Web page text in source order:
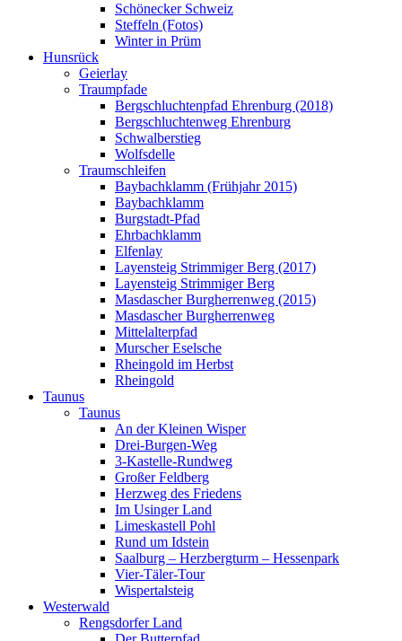
Schönecker Schweiz
Steffeln (Fotos)
Winter in Prüm
Hunsrück
Geierlay
Traumpfade
Bergschluchtenpfad Ehrenburg (2018)
Bergschluchtenweg Ehrenburg
Schwalberstieg
Wolfsdelle
Traumschleifen
Baybachklamm (Frühjahr 2015)
Baybachklamm
Burgstadt-Pfad
Ehrbachklamm
Elfenlay
Layensteig Strimmiger Berg (2017)
Layensteig Strimmiger Berg
Masdascher Burgherrenweg (2015)
Masdascher Burgherrenweg
Mittelalterpfad
Murscher Eselsche
Rheingold im Herbst
Rheingold
Taunus
Taunus
An der Kleinen Wisper
Drei-Burgen-Weg
3-Kastelle-Rundweg
Großer Feldberg
Herzweg des Friedens
Im Usinger Land
Limeskastell Pohl
Rund um Idstein
Saalburg – Herzbergturm – Hessenpark
Vier-Täler-Tour
Wispertalsteig
Westerwald
Rengsdorfer Land